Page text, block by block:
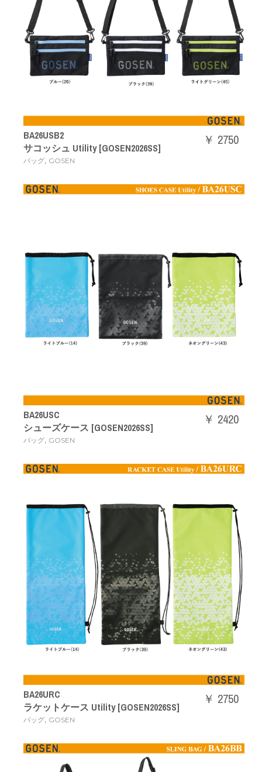
BA26USB2
サコッシュ Utility [GOSEN2026SS]
バッグ, GOSEN
￥ 2750
BA26USC
シューズケース [GOSEN2026SS]
バッグ, GOSEN
￥ 2420
BA26URC
ラケットケース Utility [GOSEN2026SS]
バッグ, GOSEN
￥ 2750